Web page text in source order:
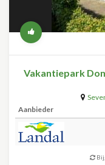
Vakantiepark
Aanbieder